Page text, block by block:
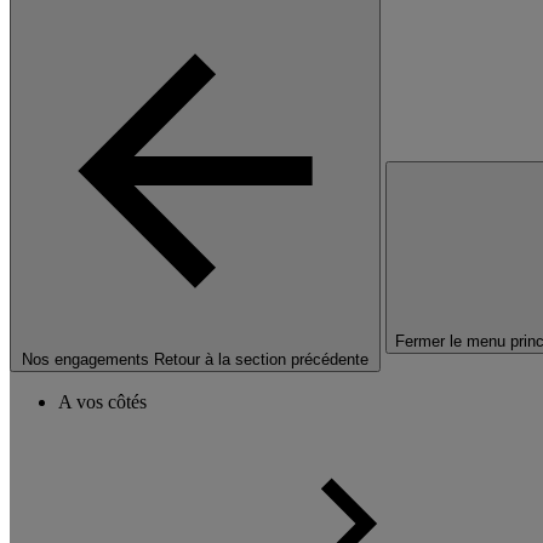
Nos engagements Retour à la section précédente
Fermer le menu
A vos côtés